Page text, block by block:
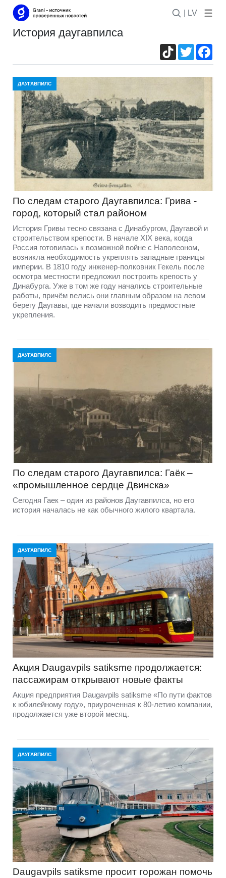
| LV
история даугавпилса
TikTokTwitter
ДАУГАВПИЛС
По следам старого Даугавпилса: Грива -
город, который стал районом
История Гривы тесно связана с Динабургом, Даугавой и
строительством крепости. В начале XIX века, когда
Россия готовилась к возможной войне с Наполеоном,
возникла необходимость укреплять западные границы
империи. В 1810 году инженер-полковник Гекель после
осмотра местности предложил построить крепость у
Динабурга. Уже в том же году начались строительные
работы, причём велись они главным образом на левом
берегу Даугавы, где начали возводить предмостные
укрепления.
ДАУГАВПИЛС
По следам старого Даугавпилса: Гаёк –
«промышленное сердце Двинска»
Сегодня Гаек – один из районов Даугавпилса, но его
история началась не как обычного жилого квартала.
ДАУГАВПИЛС
Акция Daugavpils satiksme продолжается:
пассажирам открывают новые факты
Акция предприятия Daugavpils satiksme «По пути фактов
к юбилейному году», приуроченная к 80-летию компании,
продолжается уже второй месяц.
ДАУГАВПИЛС
Daugavpils satiksme просит горожан помочь